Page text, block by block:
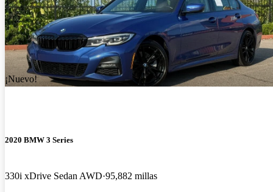
¡Nuevo!
2020 BMW 3 Series
330i xDrive Sedan AWD 95,882 millas